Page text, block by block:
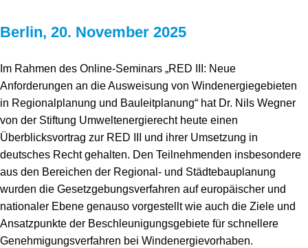
Berlin, 20. November 2025
Im Rahmen des Online-Seminars „RED III: Neue
Anforderungen an die Ausweisung von Windenergiegebieten
in Regionalplanung und Bauleitplanung“ hat Dr. Nils Wegner
von der Stiftung Umweltenergierecht heute einen
Überblicksvortrag zur RED III und ihrer Umsetzung in
deutsches Recht gehalten. Den Teilnehmenden insbesondere
aus den Bereichen der Regional- und Städtebauplanung
wurden die Gesetzgebungsverfahren auf europäischer und
nationaler Ebene genauso vorgestellt wie auch die Ziele und
Ansatzpunkte der Beschleunigungsgebiete für schnellere
Genehmigungsverfahren bei Windenergievorhaben.